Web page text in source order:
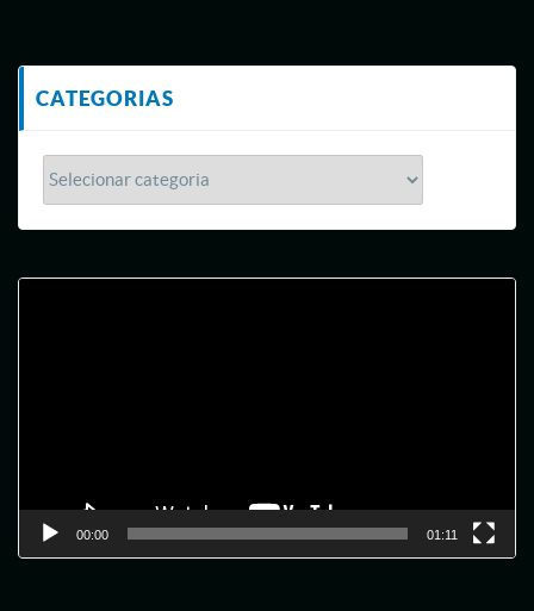
CATEGORIAS
00:00 01:11